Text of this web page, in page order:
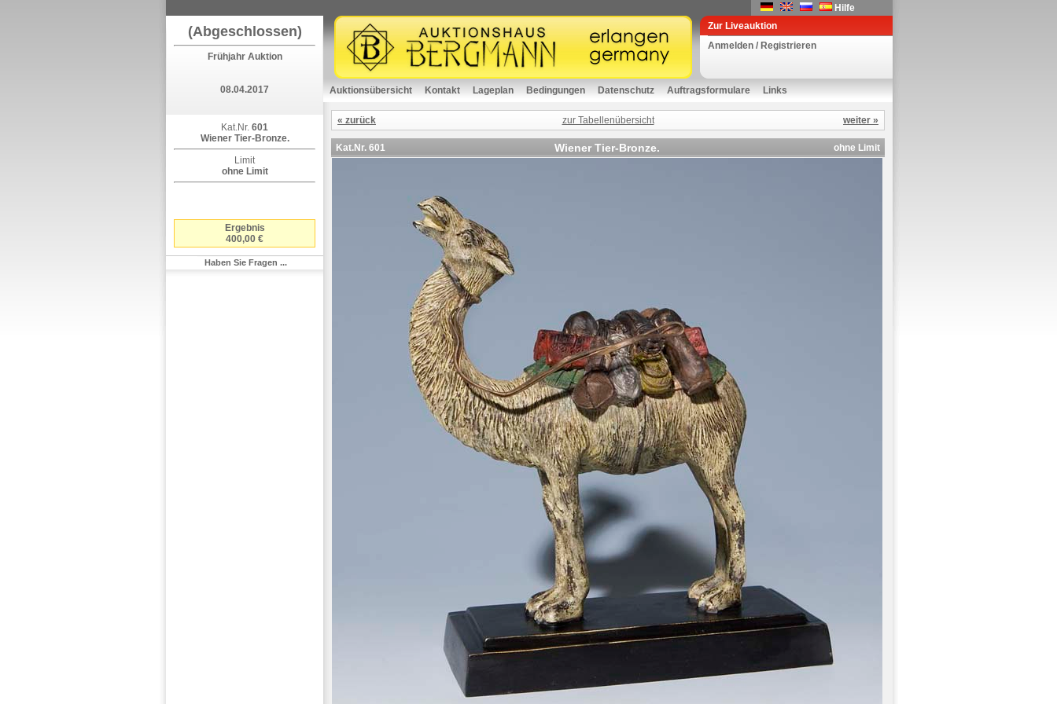
Hilfe
(Abgeschlossen)
Frühjahr Auktion
08.04.2017
Kat.Nr. 601
Wiener Tier-Bronze.
Limit
ohne Limit
Ergebnis
400,00 €
Haben Sie Fragen ...
Zur Liveauktion
Anmelden / Registrieren
Auktionsübersicht Kontakt Lageplan Bedingungen Datenschutz Auftragsformulare Links
« zurück zur Tabellenübersicht weiter »
Kat.Nr. 601 Wiener Tier-Bronze. ohne Limit